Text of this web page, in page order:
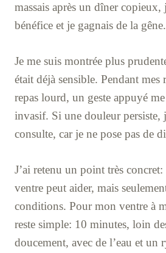
massais après un dîner copieux,
bénéfice et je gagnais de la gêne.
Je me suis montrée plus
était déjà sensible. Pendant mes
repas lourd, un geste appuyé
invasif. Si une douleur persiste,
consulte, car je ne pose pas de
J’ai retenu un point très concret:
ventre peut aider, mais
conditions. Pour mon ventre à
reste simple: 10 minutes, loin
doucement, avec de l’eau et un